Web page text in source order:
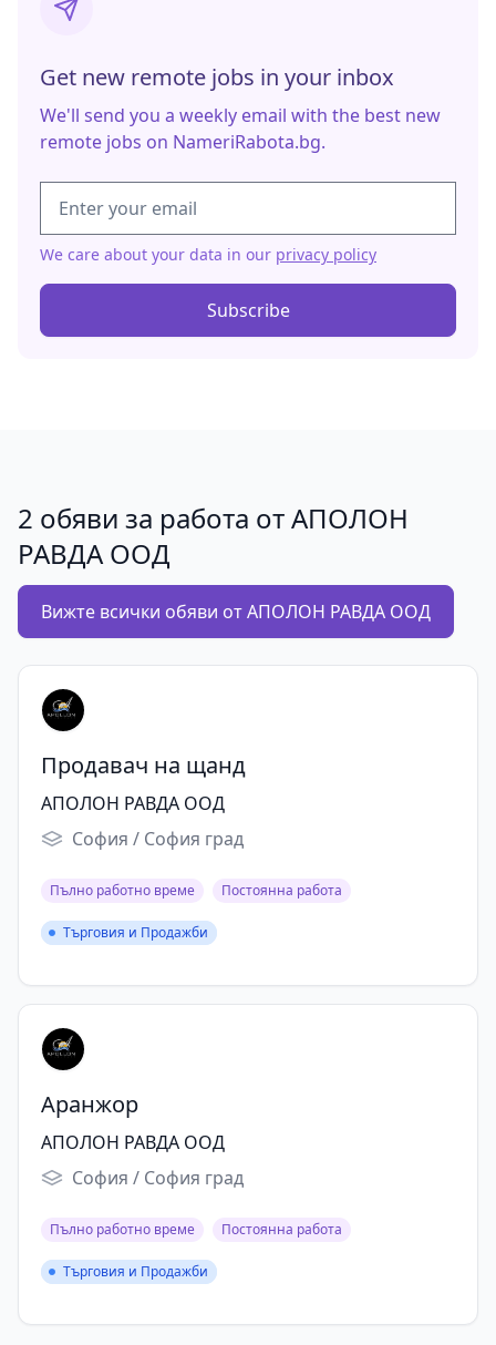
Get new remote jobs in your inbox
We'll send you a weekly email with the best new
remote jobs on NameriRabota.bg.
We care about your data in our privacy policy
Subscribe
2 обяви за работа от АПОЛОН
РАВДА ООД
Вижте всички обяви от АПОЛОН РАВДА ООД
Продавач на щанд
АПОЛОН РАВДА ООД
София / София град
Пълно работно време Постоянна работа
Търговия и Продажби
Търговия и Продажби
Аранжор
АПОЛОН РАВДА ООД
София / София град
Пълно работно време Постоянна работа
Търговия и Продажби
Търговия и Продажби